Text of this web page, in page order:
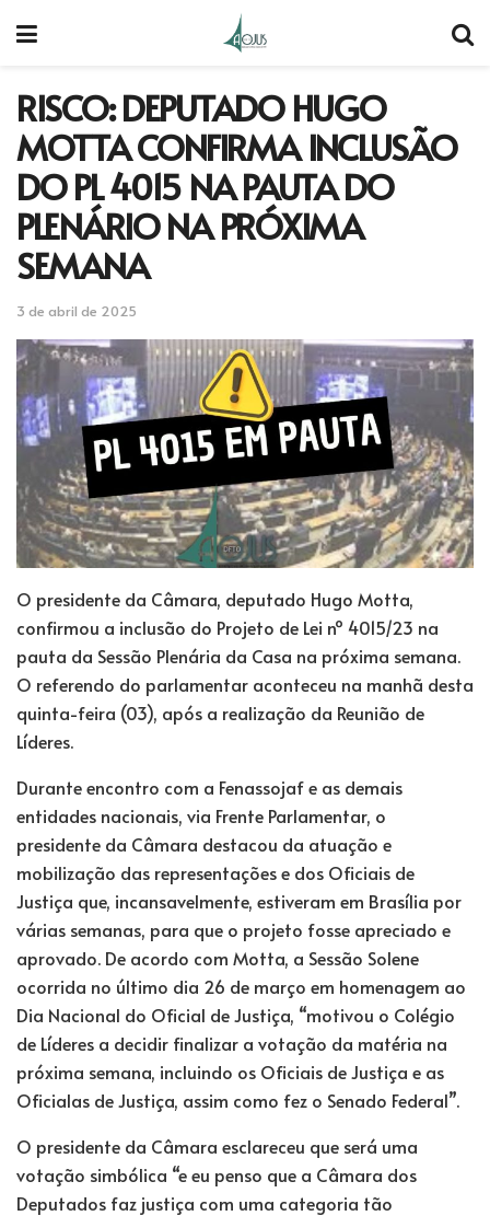
RISCO: DEPUTADO HUGO
MOTTA CONFIRMA INCLUSÃO
DO PL 4015 NA PAUTA DO
PLENÁRIO NA PRÓXIMA
SEMANA
3 de abril de 2025
O presidente da Câmara, deputado Hugo Motta,
confirmou a inclusão do Projeto de Lei nº 4015/23 na
pauta da Sessão Plenária da Casa na próxima semana.
O referendo do parlamentar aconteceu na manhã desta
quinta-feira (03), após a realização da Reunião de
Líderes.
Durante encontro com a Fenassojaf e as demais
entidades nacionais, via Frente Parlamentar, o
presidente da Câmara destacou da atuação e
mobilização das representações e dos Oficiais de
Justiça que, incansavelmente, estiveram em Brasília por
várias semanas, para que o projeto fosse apreciado e
aprovado. De acordo com Motta, a Sessão Solene
ocorrida no último dia 26 de março em homenagem ao
Dia Nacional do Oficial de Justiça, “motivou o Colégio
de Líderes a decidir finalizar a votação da matéria na
próxima semana, incluindo os Oficiais de Justiça e as
Oficialas de Justiça, assim como fez o Senado Federal”.
O presidente da Câmara esclareceu que será uma
votação simbólica “e eu penso que a Câmara dos
Deputados faz justiça com uma categoria tão